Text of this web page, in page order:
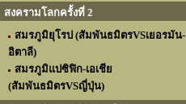
สงครามโลกครั้งที่ 2
สมรภูมิยุโรป (สัมพันธมิตรVSเยอรมัน-
อิตาลี)
สมรภูมิแปซิฟิก-เอเชีย
(สัมพันธมิตรVSญี่ปุ่น)